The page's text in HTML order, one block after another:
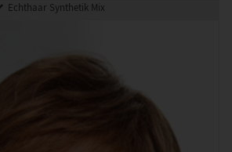
Echthaar Synthetik Mix